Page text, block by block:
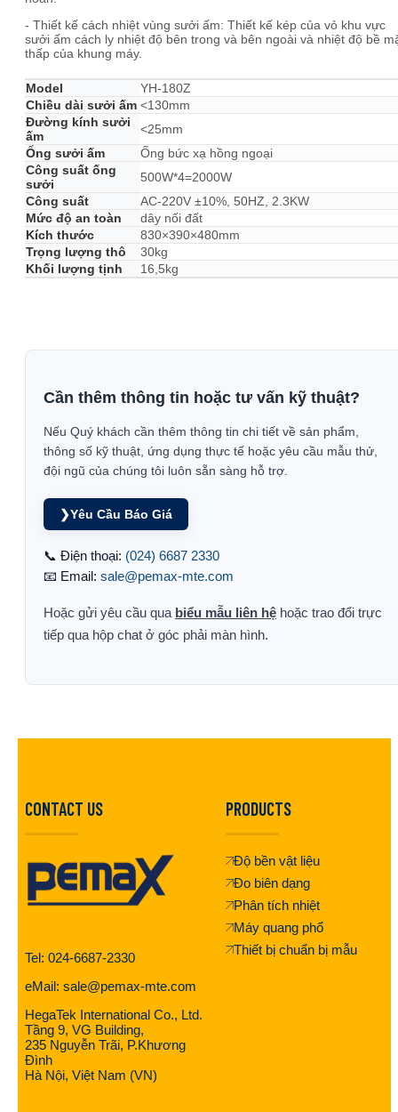
- Thiết kế cách nhiệt vùng sưởi ấm: Thiết kế kép của vỏ khu vực
sưởi ấm cách ly nhiệt độ bên trong và bên ngoài và nhiệt độ bề
thấp của khung máy.
Model
YH-180Z
Chiều dài sưởi ấm <130mm
Đường kính sưởi
ấm
<25mm
Ống sưởi ấm
Ống bức xạ hồng ngoại
Công suất ống
sưởi
500W*4=2000W
Công suất
AC-220V ±10%, 50HZ, 2.3KW
Mức độ an toàn
dây nối đất
Kích thước
830×390×480mm
Trọng lượng thô
30kg
Khối lượng tịnh
16,5kg
Cần thêm thông tin hoặc tư vấn kỹ thuật?
Nếu Quý khách cần thêm thông tin chi tiết về sản phẩm,
thông số kỹ thuật, ứng dụng thực tế hoặc yêu cầu mẫu thử,
đội ngũ của chúng tôi luôn sẵn sàng hỗ trợ.
❯Yêu Cầu Báo Giá
📞 Điện thoại: (024) 6687 2330
📧 Email: sale@pemax-mte.com
Hoặc gửi yêu cầu qua biểu mẫu liên hệ hoặc trao đổi trực
tiếp qua hộp chat ở góc phải màn hình.
CONTACT US
Tel: 024-6687-2330
eMail: sale@pemax-mte.com
HegaTek International Co., Ltd.
Tầng 9, VG Building,
235 Nguyễn Trãi, P.Khương
Đình
Hà Nội, Việt Nam (VN)
PRODUCTS
Độ bền vật liệu
Đo biên dạng
Phân tích nhiệt
Máy quang phổ
Thiết bị chuẩn bị mẫu